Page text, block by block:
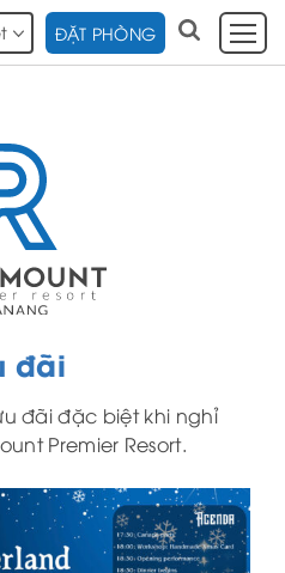
ĐẶT PHÒNG
đãi
đãi đặc biệt khi nghỉ
Premier Resort.